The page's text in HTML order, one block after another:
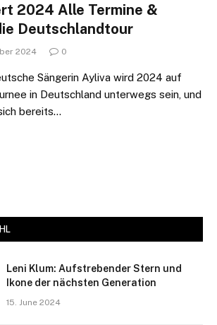
2024 Alle Termine &
Deutschlandtour
2024 0
Sängerin Ayliva wird 2024 auf
in Deutschland unterwegs sein, und
bereits…
Leni Klum: Aufstrebender Stern und
Ikone der nächsten Generation
15. June 2024